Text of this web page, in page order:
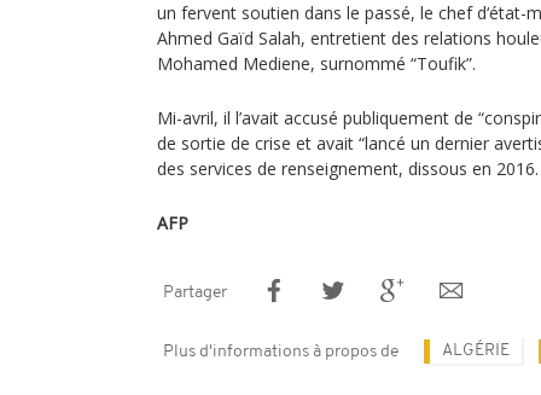
un fervent soutien dans le passé, le chef d‘état-
Ahmed Gaïd Salah, entretient des relations
Mohamed Mediene, surnommé “Toufik”.
Mi-avril, il l’avait accusé publiquement de
de sortie de crise et avait “lancé un dernier
des services de renseignement, dissous en 2016.
AFP
Partager
Plus d'informations à propos de ALGÉRIE